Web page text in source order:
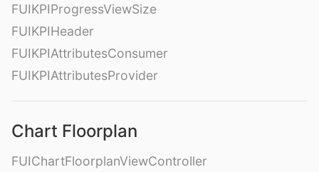
FUIKPIProgressViewSize
FUIKPIHeader
FUIKPIAttributesConsumer
FUIKPIAttributesProvider
Chart Floorplan
FUIChartFloorplanViewController